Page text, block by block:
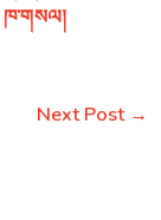
ཁ་གསལ།
Next Post →